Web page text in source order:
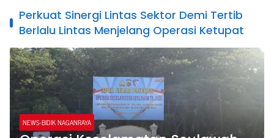
Perkuat Sinergi Lintas Sektor Demi Tertib
Berlalu Lintas Menjelang Operasi Ketupat
NEWS-BIDIK NAGANRAYA